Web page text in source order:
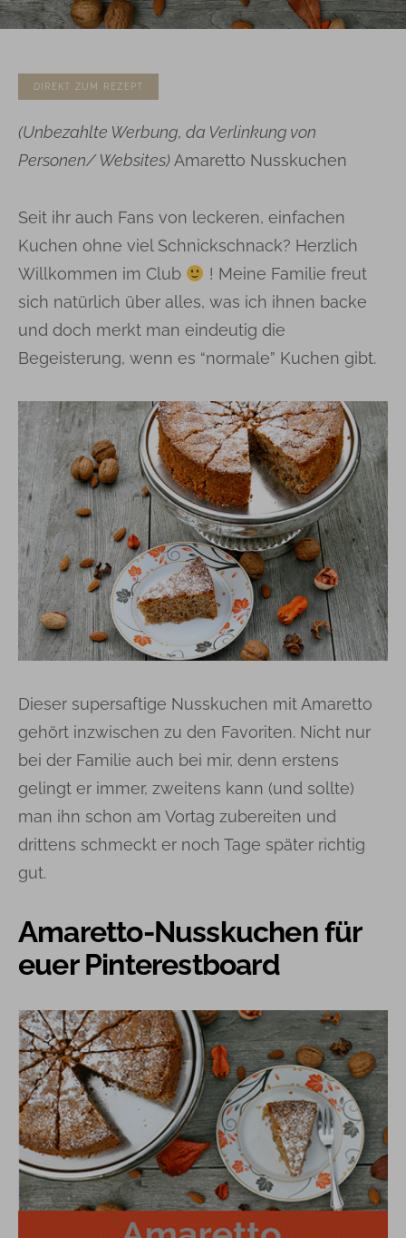
DIREKT ZUM REZEPT
(Unbezahlte Werbung, da Verlinkung von
Personen/ Websites) Amaretto Nusskuchen
Seit ihr auch Fans von leckeren, einfachen
Kuchen ohne viel Schnickschnack? Herzlich
Willkommen im Club
! Meine Familie freut
sich natürlich über alles, was ich ihnen backe
und doch merkt man eindeutig die
Begeisterung, wenn es “normale” Kuchen gibt.
Dieser supersaftige Nusskuchen mit Amaretto
gehört inzwischen zu den Favoriten. Nicht nur
bei der Familie auch bei mir, denn erstens
gelingt er immer, zweitens kann (und sollte)
man ihn schon am Vortag zubereiten und
drittens schmeckt er noch Tage später richtig
gut.
Amaretto-Nusskuchen für
euer Pinterestboard